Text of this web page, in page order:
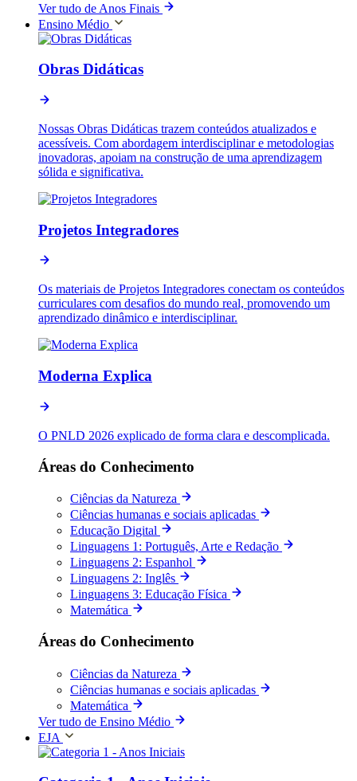
Ver tudo de Anos Finais
Ensino Médio
Obras Didáticas
Nossas Obras Didáticas trazem conteúdos atualizados e
acessíveis. Com abordagem interdisciplinar e metodologias
inovadoras, apoiam na construção de uma aprendizagem
sólida e significativa.
Projetos Integradores
Os materiais de Projetos Integradores conectam os conteúdos
curriculares com desafios do mundo real, promovendo um
aprendizado dinâmico e interdisciplinar.
Moderna Explica
O PNLD 2026 explicado de forma clara e descomplicada.
Áreas do Conhecimento
Ciências da Natureza
Ciências humanas e sociais aplicadas
Educação Digital
Linguagens 1: Português, Arte e Redação
Linguagens 2: Espanhol
Linguagens 2: Inglês
Linguagens 3: Educação Física
Matemática
Áreas do Conhecimento
Ciências da Natureza
Ciências humanas e sociais aplicadas
Matemática
Ver tudo de Ensino Médio
EJA